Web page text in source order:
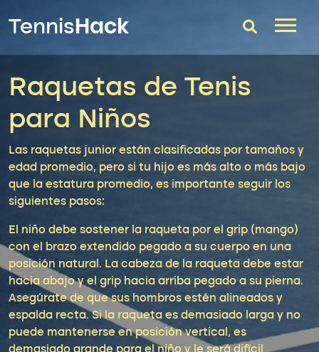
TennisHack
T-Finder
Raquetas de tenis
Zapatillas
Comparador
Consultorio
Blog
Raquetas de Tenis
para Niños
Las raquetas junior están clasificadas por tamaños y
edad promedio, pero si tu hijo es más alto o más bajo
que la estatura promedio, es importante seguir los
siguientes pasos:
El niño debe sostener la raqueta por el grip (mango)
con el brazo extendido pegado a su cuerpo en una
posición natural. La cabeza de la raqueta debe estar
hacia abajo y el grip hacia arriba pegado a su pierna.
Asegúrate de que sus hombros estén alineados y
espalda recta. Si la raqueta es demasiado larga y no
puede mantenerse en posición vertical, es